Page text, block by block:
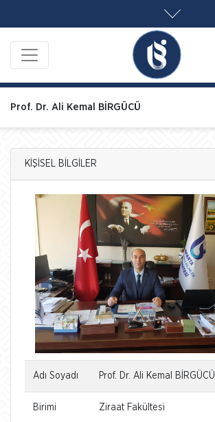
Prof. Dr. Ali Kemal BİRGÜCÜ
KİŞİSEL BİLGİLER
Adı Soyadı Prof. Dr. Ali Kemal BİRGÜCÜ
Birimi Ziraat Fakültesi